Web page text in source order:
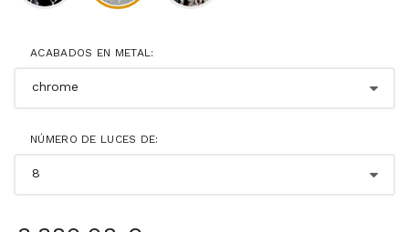
ACABADOS EN METAL:
NÚMERO DE LUCES DE: